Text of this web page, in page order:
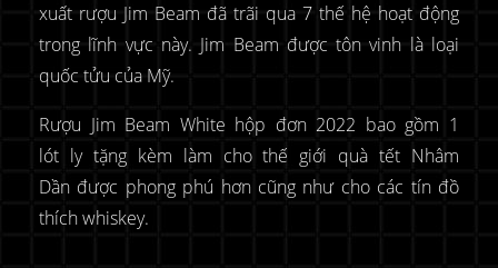
xuất rượu Jim Beam đã trãi qua 7 thế hệ hoạt động
trong lĩnh vực này. Jim Beam được tôn vinh là loại
quốc tửu của Mỹ.
Rượu Jim Beam White hộp đơn 2022 bao gồm 1
lót ly tặng kèm làm cho thế giới quà tết Nhâm
Dần được phong phú hơn cũng như cho các tín đồ
thích whiskey.